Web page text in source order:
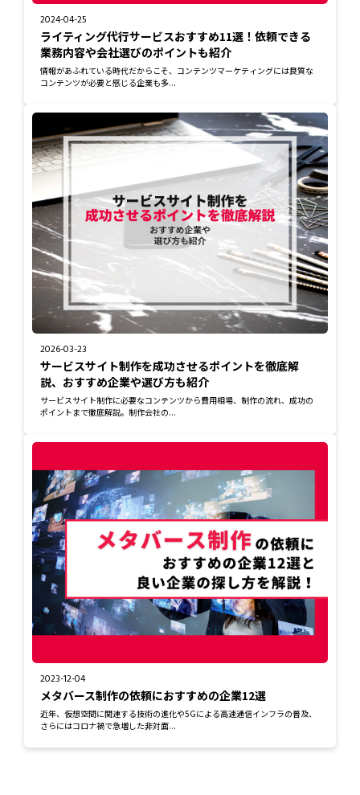
2024-04-25
ライティング代行サービスおすすめ11選！依頼できる
業務内容や会社選びのポイントも紹介
情報があふれている時代だからこそ、コンテンツマーケティングには良質な
コンテンツが必要と感じる企業も多...
2026-03-23
サービスサイト制作を成功させるポイントを徹底解
説、おすすめ企業や選び方も紹介
サービスサイト制作に必要なコンテンツから費用相場、制作の流れ、成功の
ポイントまで徹底解説。制作会社の...
2023-12-04
メタバース制作の依頼におすすめの企業12選
近年、仮想空間に関連する技術の進化や5Gによる高速通信インフラの普及、
さらにはコロナ禍で急増した非対面...